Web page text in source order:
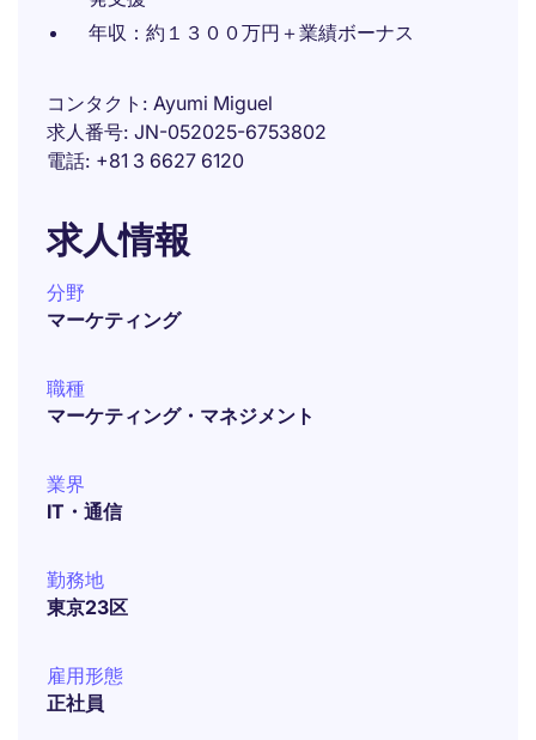
年収：約１３００万円＋業績ボーナス
コンタクト
Ayumi Miguel
求人番号 JN-052025-6753802
電話 +81 3 6627 6120
求人情報
分野
マーケティング
職種
マーケティング・マネジメント
業界
IT・通信
勤務地
東京23区
雇用形態
正社員